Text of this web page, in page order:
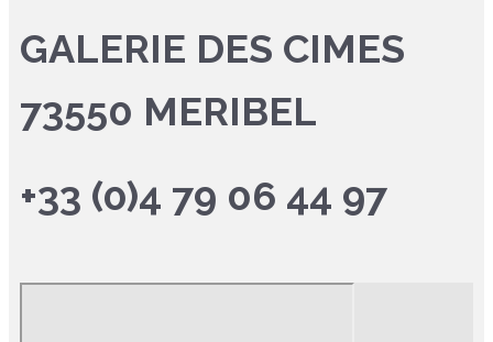
GALERIE DES CIMES
73550 MERIBEL
+33 (0)4 79 06 44 97